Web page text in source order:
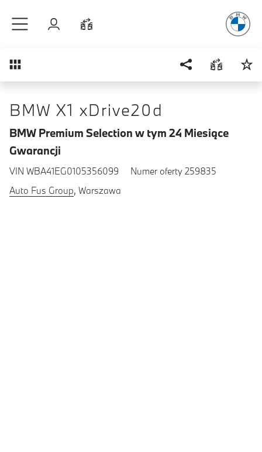
Zaloguj się
Przegląd
BMW X1 xDrive20d
BMW Premium Selection w tym 24 Miesiące
Gwarancji
VIN WBA41EG0105356099
Numer oferty 259835
Auto Fus Group, Warszawa